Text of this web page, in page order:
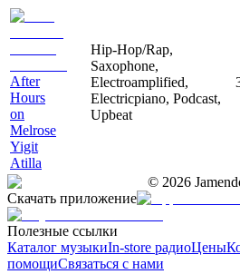
After
Hours
on
Melrose
Yigit
Atilla
Hip-Hop/Rap,
Saxophone,
Electroamplified,
Electricpiano, Podcast,
Upbeat
© 2026
Скачать приложение
Полезные ссылки
Каталог музыкиIn-store радиоЦены
помощиСвязаться с нами